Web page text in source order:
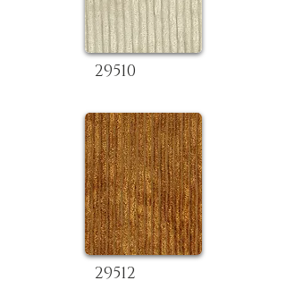
29510
29512